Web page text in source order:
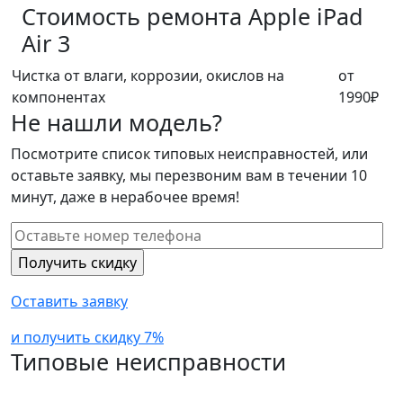
Стоимость ремонта Apple iPad
Air 3
Чистка от влаги, коррозии, окислов на
компонентах
от
1990₽
Не нашли модель?
Посмотрите список типовых неисправностей, или
оставьте заявку, мы перезвоним вам в течении 10
минут, даже в нерабочее время!
Оставить заявку
и получить скидку 7%
Типовые неисправности